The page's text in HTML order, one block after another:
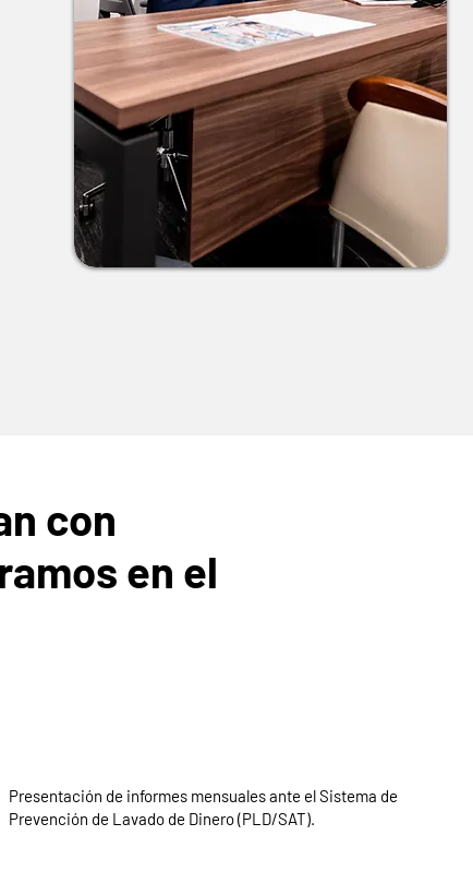
con
en el
Presentación de informes mensuales ante el Sistema de
Prevención de Lavado de Dinero (PLD/SAT).